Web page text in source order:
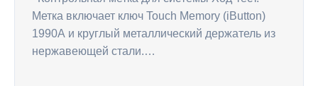
Метка включает ключ Touch Memory (iButton)
1990А и круглый металлический держатель из
нержавеющей стали.…